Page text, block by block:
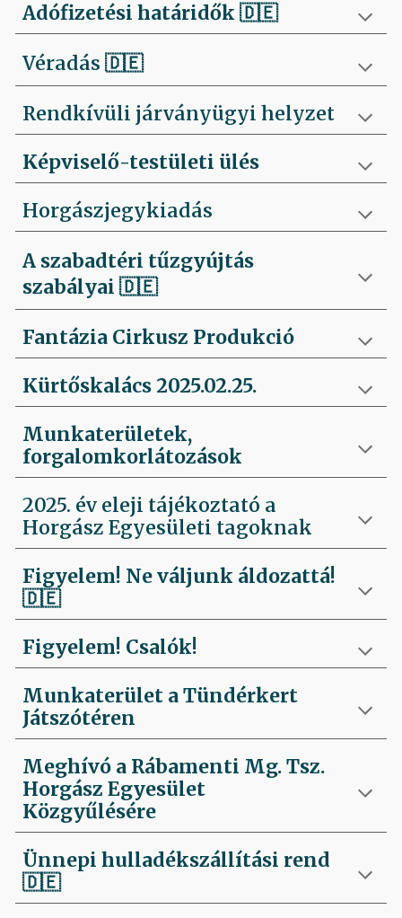
Adófizetési határidők🇩🇪
Véradás🇩🇪
Rendkívüli járványügyi helyzet
Képviselő-testületi ülés
Horgászjegykiadás
A szabadtéri tűzgyújtás
szabályai 🇩🇪
Fantázia Cirkusz Produkció
Kürtőskalács 2025.02.25.
Munkaterületek,
forgalomkorlátozások
2025. év eleji tájékoztató a
Horgász Egyesületi tagoknak
Figyelem! Ne váljunk áldozattá!
🇩🇪
Figyelem! Csalók!
Munkaterület a Tündérkert
Játszótéren
Meghívó a Rábamenti Mg. Tsz.
Horgász Egyesület
Közgyűlésére
Ünnepi hulladékszállítási rend
🇩🇪